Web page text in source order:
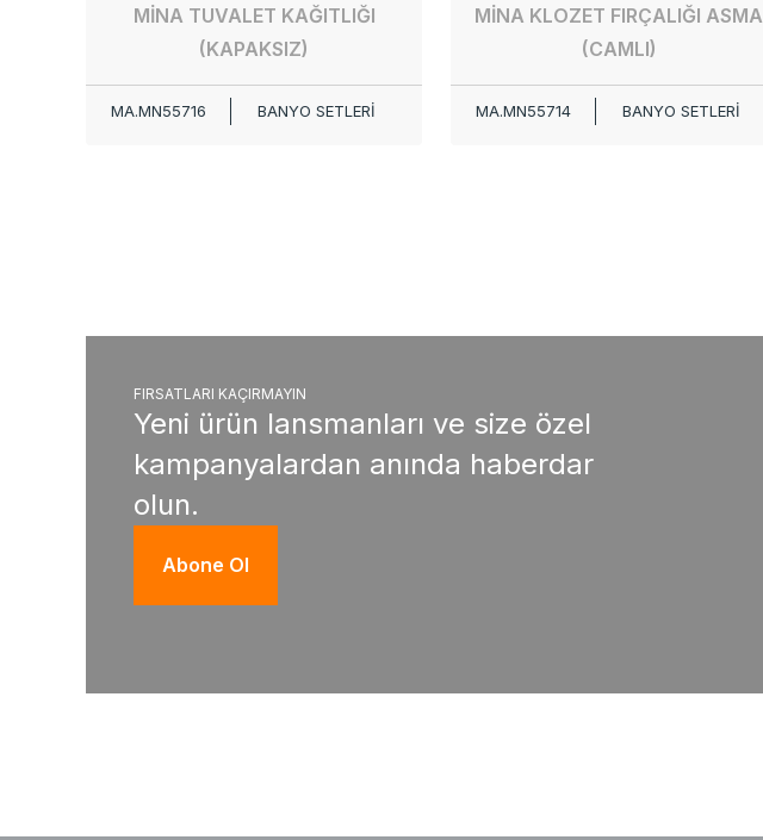
MİNA TUVALET KAĞITLIĞI
(KAPAKSIZ)
MA.MN55716 BANYO SETLERİ
MİNA KLOZET FIRÇALIĞI ASMA
(CAMLI)
MA.MN55714 BANYO SETLERİ
FIRSATLARI KAÇIRMAYIN
Yeni ürün lansmanları ve size özel
kampanyalardan anında haberdar
olun.
Abone Ol